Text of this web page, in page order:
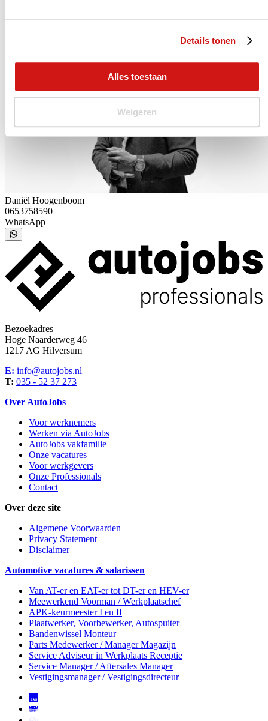
Details tonen
Alles toestaan
Weigeren
Daniël Hoogenboom
0653758590
WhatsApp
Bezoekadres
Hoge Naarderweg 46
1217 AG Hilversum
E: info@autojobs.nl
T: 035 - 52 37 273
Over AutoJobs
Voor werknemers
Werken via AutoJobs
AutoJobs vakfamilie
Onze vacatures
Voor werkgevers
Onze Professionals
Contact
Over deze site
Algemene Voorwaarden
Privacy Statement
Disclaimer
Automotive vacatures & salarissen
Van AT-er en EAT-er tot DT-er en HEV-er
Meewerkend Voorman / Werkplaatschef
APK-keurmeester I en II
Plaatwerker, Voorbewerker, Autospuiter
Bandenwissel Monteur
Parts Medewerker / Manager Magazijn
Service Adviseurin Werkplaats Receptie
Service Manager / Aftersales Manager
Vestigingsmanager / Vestigingsdirecteur